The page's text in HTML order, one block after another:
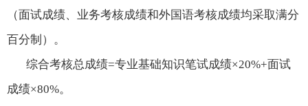
（面试成绩、业务考核成绩和外国语考核成绩均采取满分
百分制）。
综合考核总成绩=专业基础知识笔试成绩×20%+面试
成绩×80%。